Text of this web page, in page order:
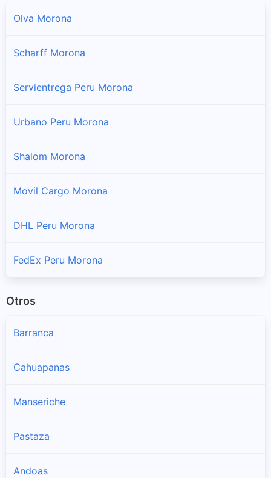
Olva Morona
Scharff Morona
Servientrega Peru Morona
Urbano Peru Morona
Shalom Morona
Movil Cargo Morona
DHL Peru Morona
FedEx Peru Morona
Otros
Barranca
Cahuapanas
Manseriche
Pastaza
Andoas